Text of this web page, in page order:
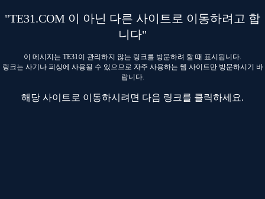
"TE31.COM 이 아닌 다른 사이트로 이동하려고 합
니다"
이 메시지는 TE31이 관리하지 않는 링크를 방문하려 할 때 표시됩니다.
링크는 사기나 피싱에 사용될 수 있으므로 자주 사용하는 웹 사이트만 방문하시기 바
랍니다.
해당 사이트로 이동하시려면 다음 링크를 클릭하세요.